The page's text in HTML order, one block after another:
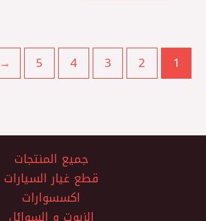
1
2
3
4
5
←
جميع المنتجات
قطع غيار السيارات
اكسسوارات